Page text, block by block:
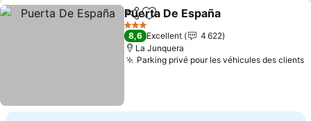
PartagerAjouter à mes favoris
Puerta De España
3 Étoiles
8,6 Excellent
4 622
La Junquera
Parking privé pour les véhicules des clients